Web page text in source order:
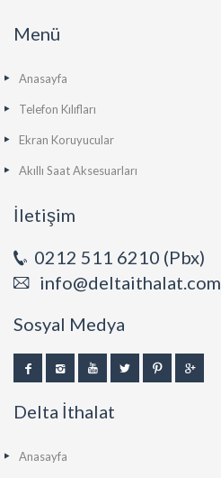
Menü
Anasayfa
Telefon Kılıfları
Ekran Koruyucular
Akıllı Saat Aksesuarları
İletişim
0212 511 6210 (Pbx)
info@deltaithalat.com
Sosyal Medya
Delta İthalat
Anasayfa